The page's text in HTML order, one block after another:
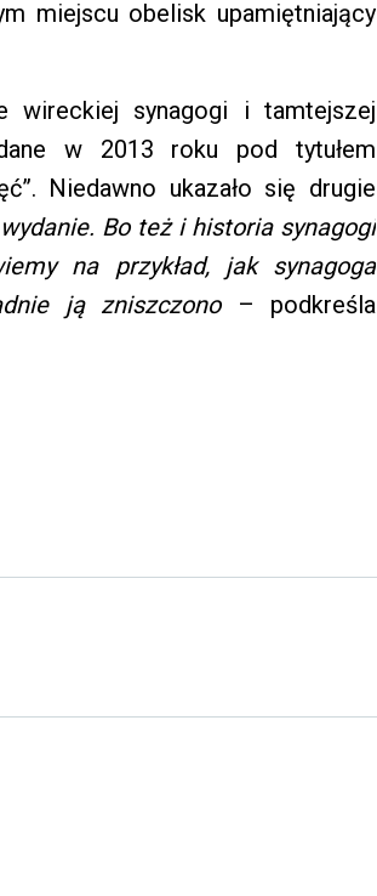
miejscu obelisk upamiętniający
wireckiej synagogi i tamtejszej
w 2013 roku pod tytułem
Niedawno ukazało się drugie
Bo też i historia synagogi
na przykład, jak synagoga
ją zniszczono– podkreśla